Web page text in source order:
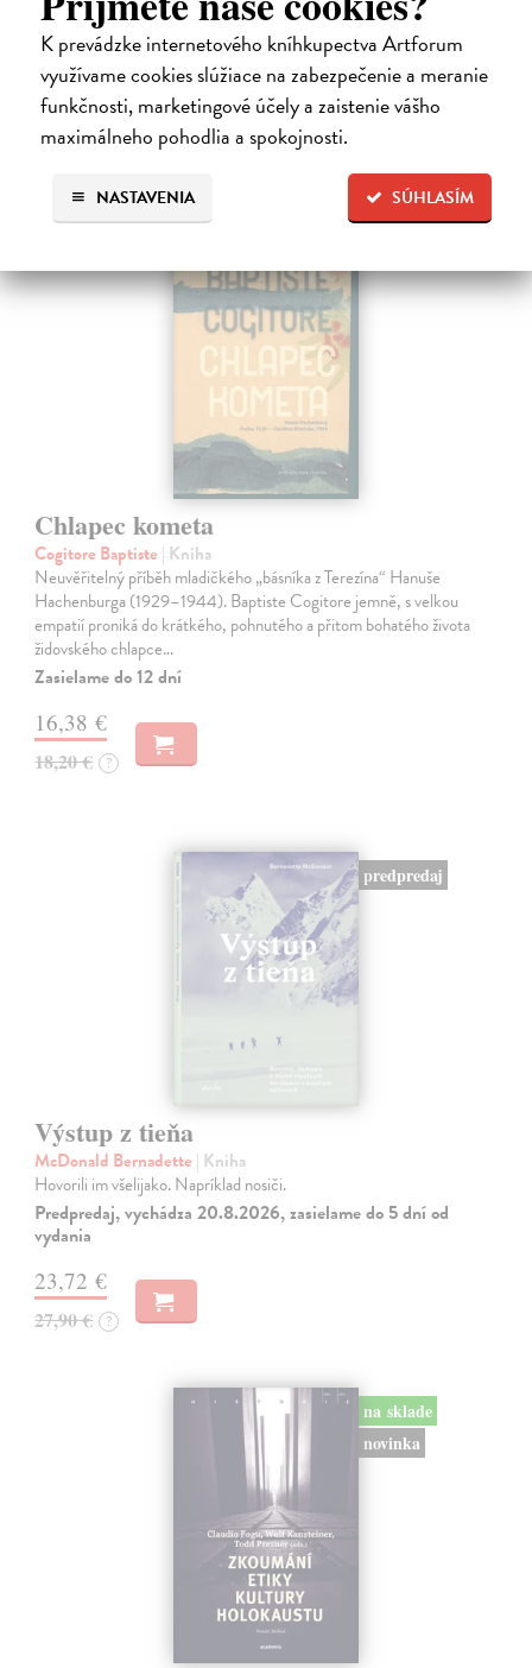
K prevádzke internetového kníhkupectva Artforum
využívame cookies slúžiace na zabezpečenie a meranie
funkčnosti, marketingové účely a zaistenie vášho
maximálneho pohodlia a spokojnosti.
SÚHLASÍM
NASTAVENIA
osviežujúci výber neúmyselných pochybení, ktorým sa to podarilo –
raz to bol…
Na sklade ?
17,01 €
Chlapec kometa
Cogitore Baptiste | Kniha
Neuvěřitelný příběh mladičkého „básníka z Terezína“ Hanuše
Hachenburga (1929–1944). Baptiste Cogitore jemně, s velkou
empatií proniká do krátkého, pohnutého a přitom bohatého života
židovského chlapce…
Zasielame do 12 dní
16,38 €
18,20 € ?
predpredaj
Výstup z tieňa
McDonald Bernadette | Kniha
Hovorili im všelijako. Napríklad nosiči.
Predpredaj, vychádza 20.8.2026, zasielame do 5 dní od
vydania
23,72 €
27,90 € ?
na sklade
novinka